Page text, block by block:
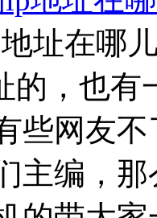
址在哪
的，也
些网友
主编，